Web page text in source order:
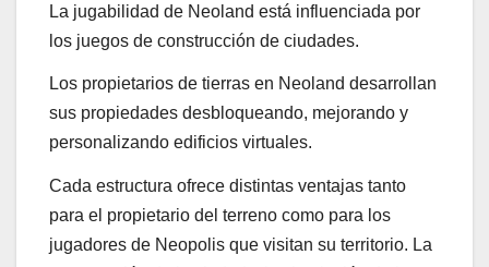
La jugabilidad de Neoland está influenciada por
los juegos de construcción de ciudades.
Los propietarios de tierras en Neoland desarrollan
sus propiedades desbloqueando, mejorando y
personalizando edificios virtuales.
Cada estructura ofrece distintas ventajas tanto
para el propietario del terreno como para los
jugadores de Neopolis que visitan su territorio. La